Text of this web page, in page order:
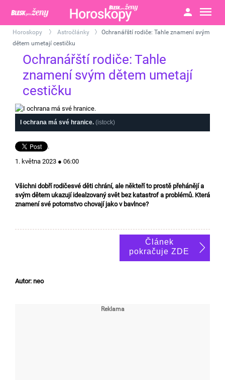
Horoskopy Astročlánky
Ochranářští rodiče: Tahle znamení svým
dětem umetají cestičku
Ochranářští rodiče: Tahle
znamení svým dětem umetají
cestičku
I ochrana má své hranice. (istock)
.
1. května 2023 ● 06:00
Všichni dobří rodičesvé děti chrání, ale někteří to prostě přehánějí a
svým dětem ukazují idealzovaný svět bez katastrof a problémů. Která
znamení své potomstvo chovají jako v bavlnce?
Článek
pokračuje ZDE
Autor: neo